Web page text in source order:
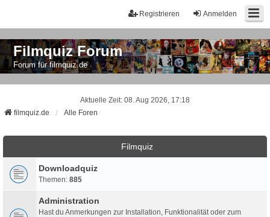
Anmelden
Registrieren
Filmquiz Forum
Forum für filmquiz.de
Aktuelle Zeit: 08. Aug 2026, 17:18
filmquiz.de
Alle Foren
Filmquiz
Downloadquiz
Themen: 885
Administration
Hast du Anmerkungen zur Installation, Funktionalität oder zum